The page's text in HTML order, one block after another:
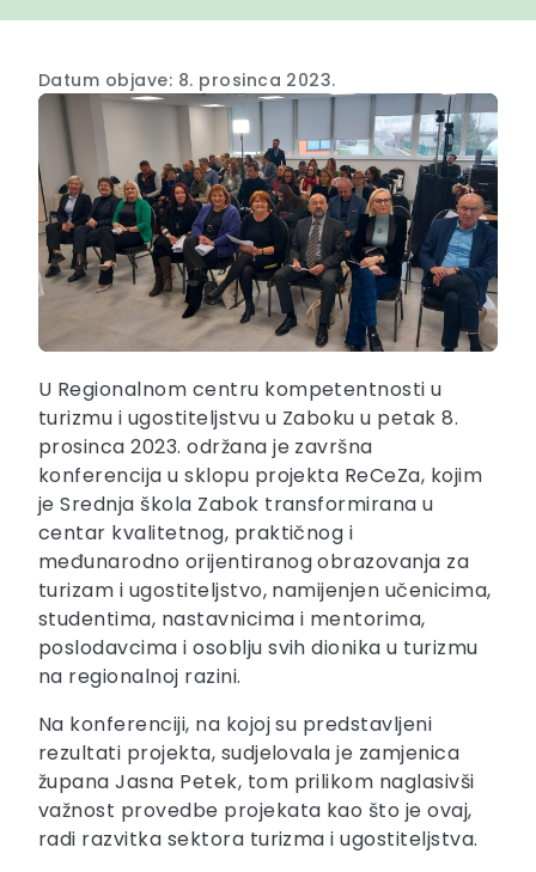
Datum objave: 8. prosinca 2023.
U Regionalnom centru kompetentnosti u
turizmu i ugostiteljstvu u Zaboku u petak 8.
prosinca 2023. održana je završna
konferencija u sklopu projekta ReCeZa, kojim
je Srednja škola Zabok transformirana u
centar kvalitetnog, praktičnog i
međunarodno orijentiranog obrazovanja za
turizam i ugostiteljstvo, namijenjen učenicima,
studentima, nastavnicima i mentorima,
poslodavcima i osoblju svih dionika u turizmu
na regionalnoj razini.
Na konferenciji, na kojoj su predstavljeni
rezultati projekta, sudjelovala je zamjenica
župana Jasna Petek, tom prilikom naglasivši
važnost provedbe projekata kao što je ovaj,
radi razvitka sektora turizma i ugostiteljstva.